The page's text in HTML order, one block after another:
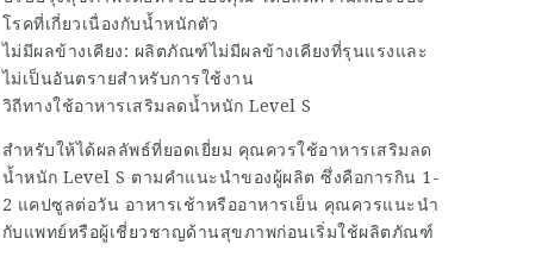
โรคที่เกี่ยวเนื่องกับน้ำหนักตัว
ไม่มีผลข้างเคียง: ผลิตภัณฑ์ไม่มีผลข้างเคียงที่รุนแรงและ
ไม่เป็นอันตรายสำหรับการใช้งาน
วิถีทางใช้อาหารเสริมลดน้ำหนัก Level S
สำหรับให้ได้ผลลัพธ์ที่ยอดเยี่ยม คุณควรใช้อาหารเสริมลด
น้ำหนัก Level S ตามคำแนะนำของผู้ผลิต ซึ่งคือการกิน 1-
2 แคปซูลต่อวัน อาหารเช้าหรืออาหารเย็น คุณควรแนะนำ
กับแพทย์หรือผู้เชี่ยวชาญด้านสุขภาพก่อนเริ่มใช้ผลิตภัณฑ์